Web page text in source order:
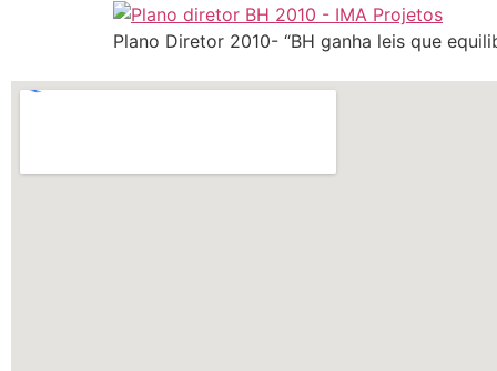
Plano Diretor 2010- “BH ganha leis que